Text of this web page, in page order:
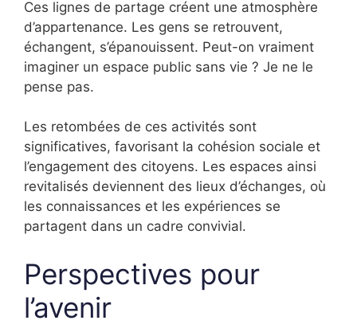
Ces lignes de partage créent une atmosphère
d’appartenance. Les gens se retrouvent,
échangent, s’épanouissent. Peut-on vraiment
imaginer un espace public sans vie ? Je ne le
pense pas.
Les retombées de ces activités sont
significatives, favorisant la cohésion sociale et
l’engagement des citoyens. Les espaces ainsi
revitalisés deviennent des lieux d’échanges, où
les connaissances et les expériences se
partagent dans un cadre convivial.
Perspectives pour
l’avenir